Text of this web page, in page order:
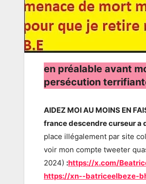
en préalable avant
persécution
AIDEZ MOI AU MOINS EN
france descendre curseur a
place illégalement par site
voir mon compte tweeter
2024) :https://x.com/
https://xn--batriceelbeze-